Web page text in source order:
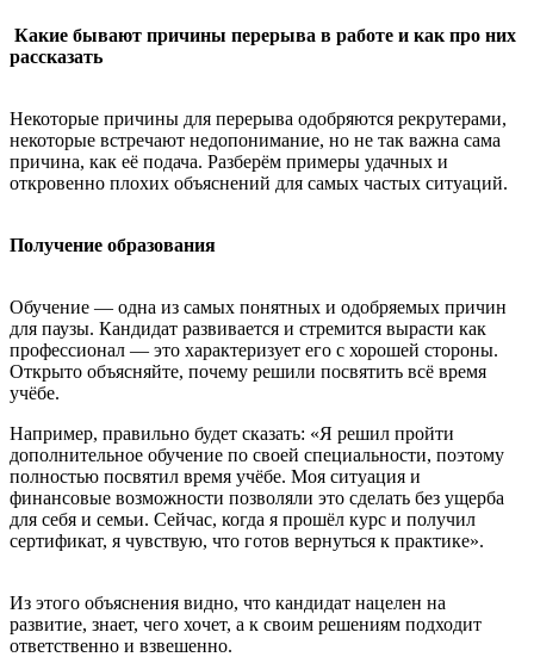
Какие бывают причины перерыва в работе и как про них
рассказать
Некоторые причины для перерыва одобряются рекрутерами,
некоторые встречают недопонимание, но не так важна сама
причина, как её подача. Разберём примеры удачных и
откровенно плохих объяснений для самых частых ситуаций.
Получение образования
Обучение — одна из самых понятных и одобряемых причин
для паузы. Кандидат развивается и стремится вырасти как
профессионал — это характеризует его с хорошей стороны.
Открыто объясняйте, почему решили посвятить всё время
учёбе.
Например, правильно будет сказать: «Я решил пройти
дополнительное обучение по своей специальности, поэтому
полностью посвятил время учёбе. Моя ситуация и
финансовые возможности позволяли это сделать без ущерба
для себя и семьи. Сейчас, когда я прошёл курс и получил
сертификат, я чувствую, что готов вернуться к практике».
Из этого объяснения видно, что кандидат нацелен на
развитие, знает, чего хочет, а к своим решениям подходит
ответственно и взвешенно.